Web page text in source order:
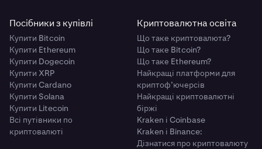
Посібники з купівлі
Купити Bitcoin
Купити Ethereum
Купити Dogecoin
Купити XRP
Купити Cardano
Купити Solana
Купити Litecoin
Всі путівники по
криптовалюті
Криптовалютна освіта
Що таке криптовалюта?
Що таке Bitcoin?
Що таке Ethereum?
Найкращі платформи для
криптоф’ючерсів
Найкращі криптовалютні
біржі
Kraken і Coinbase
Kraken і Binance:
Дізнатися про криптовалюту